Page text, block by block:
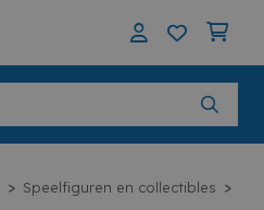
> Speelfiguren en collectibles >